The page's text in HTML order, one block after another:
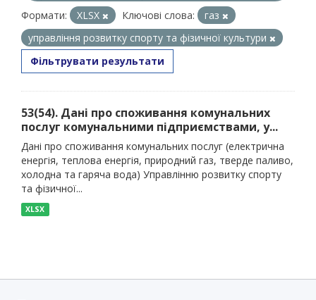
Формати:
XLSX Ключові слова:
газ
управління розвитку спорту та фізичної культури
Фільтрувати результати
53(54). Дані про споживання комунальних
послуг комунальними підприємствами, у...
Дані про споживання комунальних послуг (електрична
енергія, теплова енергія, природний газ, тверде паливо,
холодна та гаряча вода) Управлінню розвитку спорту
та фізичної...
XLSX